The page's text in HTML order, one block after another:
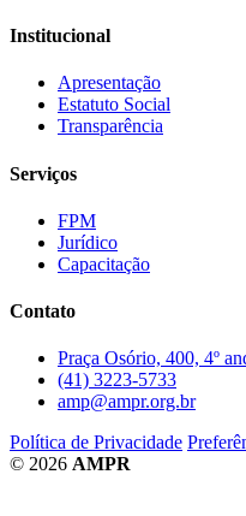
Institucional
Apresentação
Estatuto Social
Transparência
Serviços
FPM
Jurídico
Capacitação
Contato
Praça Osório, 400, 4º
(41) 3223-5733
amp@ampr.org.br
Política de Privacidade
© 2026 AMPR